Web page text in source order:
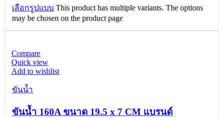
เลือกรูปแบบ This product has multiple variants. The options
may be chosen on the product page
Compare
Quick view
Add to wishlist
ขันน้ำ
ขันน้ำ 160A ขนาด 19.5 x 7 CM แบรนด์